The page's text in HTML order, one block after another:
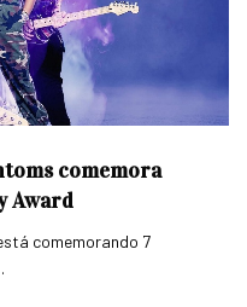
comemora
Award
comemorando 7